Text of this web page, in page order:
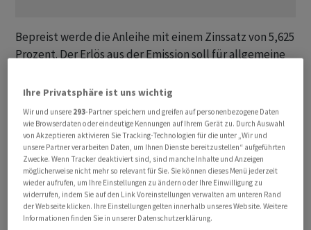
Bepreist werde die Anleihe mit einem Zinssatz von 5,625
Prozent. Der Erlös aus der Emission soll für allgemeine
Koordinatoren der Transaktion waren laut Mitteilung
vom Donnerstag JPMorgan und die Standard Chartered
Bank.
sta/hr
(AWP)
Ihre Privatsphäre ist uns wichtig
Wir und unsere 293-Partner speichern und greifen auf personenbezogene Daten
wie Browserdaten oder eindeutige Kennungen auf Ihrem Gerät zu. Durch Auswahl
von Akzeptieren aktivieren Sie Tracking-Technologien für die unter „Wir und
unsere Partner verarbeiten Daten, um Ihnen Dienste bereitzustellen“ aufgeführten
Zwecke. Wenn Tracker deaktiviert sind, sind manche Inhalte und Anzeigen
möglicherweise nicht mehr so relevant für Sie. Sie können dieses Menü jederzeit
wieder aufrufen, um Ihre Einstellungen zu ändern oder Ihre Einwilligung zu
widerrufen, indem Sie auf den Link Voreinstellungen verwalten am unteren Rand
der Webseite klicken. Ihre Einstellungen gelten innerhalb unseres Website. Weitere
Informationen finden Sie in unserer Datenschutzerklärung.